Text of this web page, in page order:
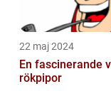
22 maj 2024
En fascinerande
rökpipor